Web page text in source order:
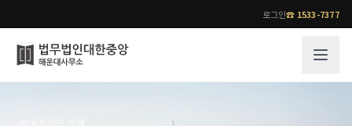
로그인☎ 1533-7377